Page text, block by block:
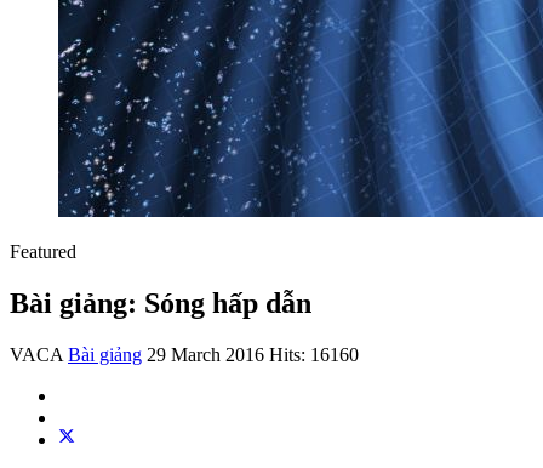
Featured
Bài giảng: Sóng hấp dẫn
VACA Bài giảng 29 March 2016 Hits: 16160